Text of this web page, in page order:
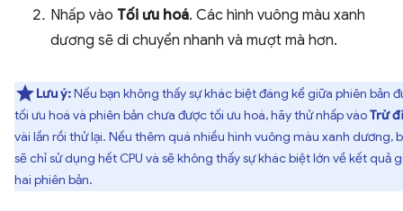
Nhấp vào Tối ưu hoá. Các hình vuông màu xanh
dương sẽ di chuyển nhanh và mượt mà hơn.
Lưu ý:Nếu bạn không thấy sự khác biệt đáng kể giữa phiên bản
tối ưu hoá và phiên bản chưa được tối ưu hoá, hãy thử nhấp vàoTrừ
vài lần rồi thử lại. Nếu thêm quá nhiều hình vuông màu xanh dương,
sẽ chỉ sử dụng hết CPU và sẽ không thấy sự khác biệt lớn về kết quả
hai phiên bản.